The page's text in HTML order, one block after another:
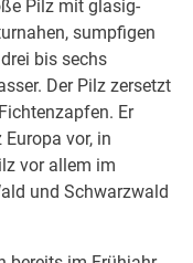
Pilz mit glasig-
sumpfigen
bis sechs
Der Pilz zersetzt
Er
vor, in
vor allem im
und Schwarzwald